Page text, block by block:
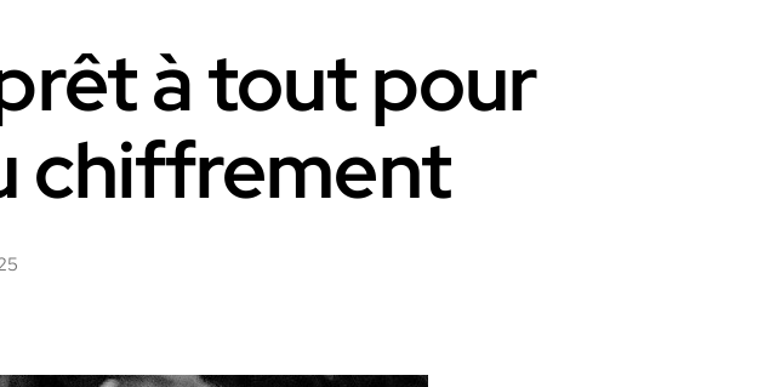
à tout pour
chiffrement